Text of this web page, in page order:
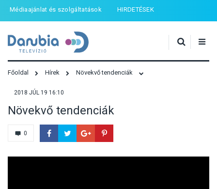
Médiaajánlat és szolgáltatások HIRDETÉSEK
Főoldal Hírek Növekvő tendenciák
2018 JÚL 19 16:10
Növekvő tendenciák
0